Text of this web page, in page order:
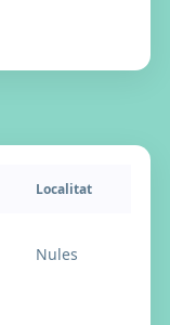
Localitat
Nules